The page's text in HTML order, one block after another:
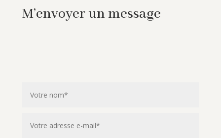
M’envoyer un message